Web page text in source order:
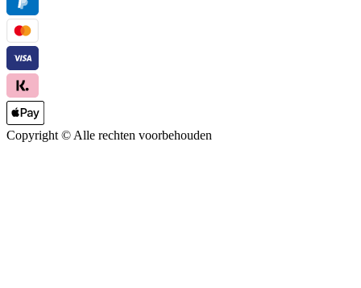
Copyright © Alle rechten voorbehouden